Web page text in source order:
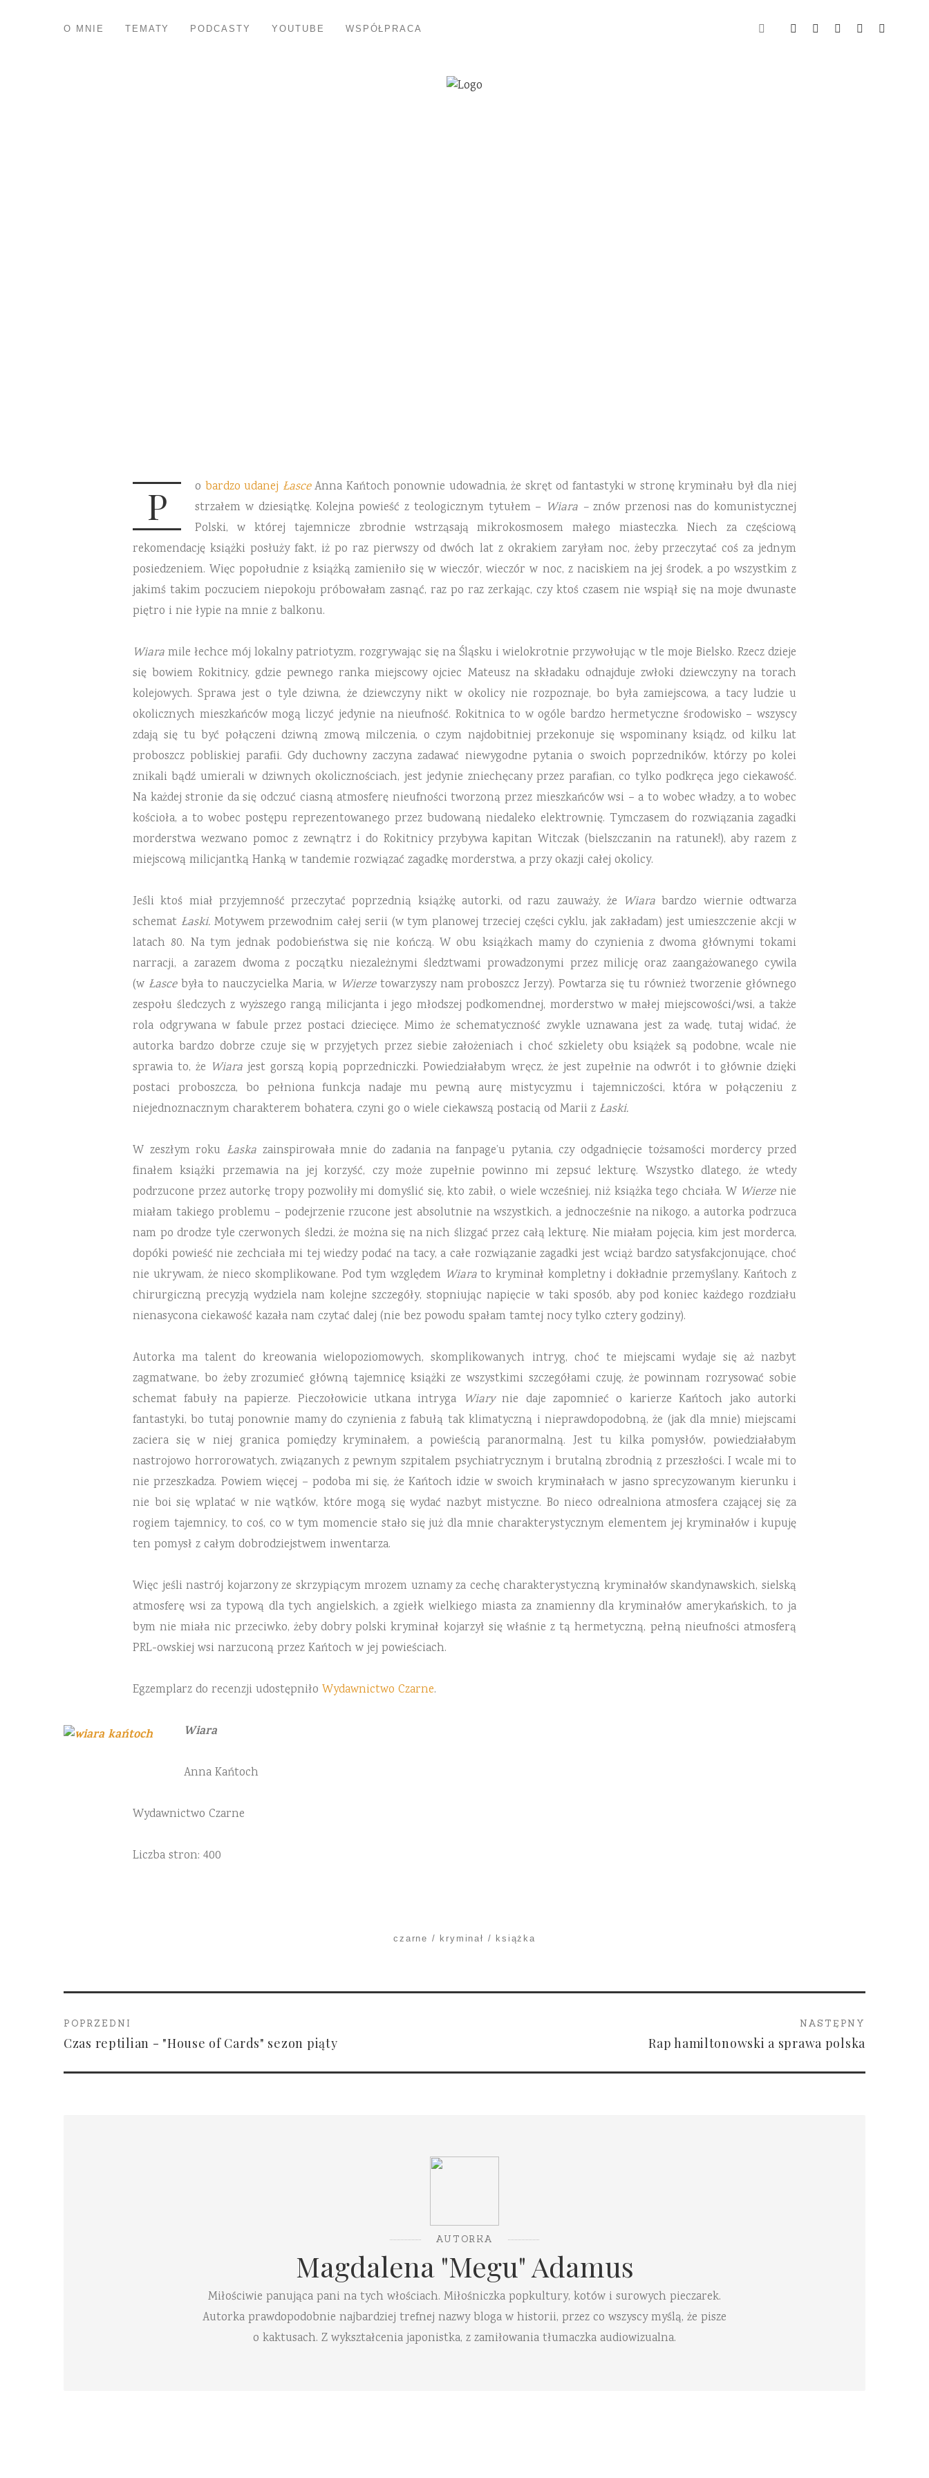
O MNIE TEMATY PODCASTY YOUTUBE WSPÓŁPRACA
P o bardzo udanej ŁasceAnna Kańtoch ponownie udowadnia, że skręt od fantastyki w stronę kryminału był dla niej
strzałem w dziesiątkę. Kolejna powieść z teologicznym tytułem – Wiara – znów przenosi nas do komunistycznej
Polski, w której tajemnicze zbrodnie wstrząsają mikrokosmosem małego miasteczka. Niech za częściową
rekomendację książki posłuży fakt, iż po raz pierwszy od dwóch lat z okrakiem zaryłam noc, żeby przeczytać coś za jednym
posiedzeniem. Więc popołudnie z książką zamieniło się w wieczór, wieczór w noc, z naciskiem na jej środek, a po wszystkim z
jakimś takim poczuciem niepokoju próbowałam zasnąć, raz po raz zerkając, czy ktoś czasem nie wspiął się na moje dwunaste
piętro i nie łypie na mnie z balkonu.
Wiara mile łechce mój lokalny patriotyzm, rozgrywając się na Śląsku i wielokrotnie przywołując w tle moje Bielsko. Rzecz dzieje
się bowiem Rokitnicy, gdzie pewnego ranka miejscowy ojciec Mateusz na składaku odnajduje zwłoki dziewczyny na torach
kolejowych. Sprawa jest o tyle dziwna, że dziewczyny nikt w okolicy nie rozpoznaje, bo była zamiejscowa, a tacy ludzie u
okolicznych mieszkańców mogą liczyć jedynie na nieufność. Rokitnica to w ogóle bardzo hermetyczne środowisko – wszyscy
zdają się tu być połączeni dziwną zmową milczenia, o czym najdobitniej przekonuje się wspominany ksiądz, od kilku lat
proboszcz pobliskiej parafii. Gdy duchowny zaczyna zadawać niewygodne pytania o swoich poprzedników, którzy po kolei
znikali bądź umierali w dziwnych okolicznościach, jest jedynie zniechęcany przez parafian, co tylko podkręca jego ciekawość.
Na każdej stronie da się odczuć ciasną atmosferę nieufności tworzoną przez mieszkańców wsi – a to wobec władzy, a to wobec
kościoła, a to wobec postępu reprezentowanego przez budowaną niedaleko elektrownię. Tymczasem do rozwiązania zagadki
morderstwa wezwano pomoc z zewnątrz i do Rokitnicy przybywa kapitan Witczak (bielszczanin na ratunek!), aby razem z
miejscową milicjantką Hanką w tandemie rozwiązać zagadkę morderstwa, a przy okazji całej okolicy.
Jeśli ktoś miał przyjemność przeczytać poprzednią książkę autorki, od razu zauważy, że Wiara bardzo wiernie odtwarza
schemat Łaski.Motywem przewodnim całej serii (w tym planowej trzeciej części cyklu, jak zakładam) jest umieszczenie akcji w
latach 80. Na tym jednak podobieństwa się nie kończą. W obu książkach mamy do czynienia z dwoma głównymi tokami
narracji, a zarazem dwoma z początku niezależnymi śledztwami prowadzonymi przez milicję oraz zaangażowanego cywila
(w Łasce była to nauczycielka Maria, w Wierzetowarzyszy nam proboszcz Jerzy). Powtarza się tu również tworzenie głównego
zespołu śledczych z wyższego rangą milicjanta i jego młodszej podkomendnej, morderstwo w małej miejscowości/wsi, a także
rola odgrywana w fabule przez postaci dziecięce. Mimo że schematyczność zwykle uznawana jest za wadę, tutaj widać, że
autorka bardzo dobrze czuje się w przyjętych przez siebie założeniach i choć szkielety obu książek są podobne, wcale nie
sprawia to, że Wiarajest gorszą kopią poprzedniczki. Powiedziałabym wręcz, że jest zupełnie na odwrót i to głównie dzięki
postaci proboszcza, bo pełniona funkcja nadaje mu pewną aurę mistycyzmu i tajemniczości, która w połączeniu z
niejednoznacznym charakterem bohatera, czyni go o wiele ciekawszą postacią od Marii z Łaski.
W zeszłym roku Łaska zainspirowała mnie do zadania na fanpage’u pytania, czy odgadnięcie tożsamości mordercy przed
finałem książki przemawia na jej korzyść, czy może zupełnie powinno mi zepsuć lekturę. Wszystko dlatego, że wtedy
podrzucone przez autorkę tropy pozwoliły mi domyślić się, kto zabił, o wiele wcześniej, niż książka tego chciała. W Wierzenie
miałam takiego problemu – podejrzenie rzucone jest absolutnie na wszystkich, a jednocześnie na nikogo, a autorka podrzuca
nam po drodze tyle czerwonych śledzi, że można się na nich ślizgać przez całą lekturę. Nie miałam pojęcia, kim jest morderca,
dopóki powieść nie zechciała mi tej wiedzy podać na tacy, a całe rozwiązanie zagadki jest wciąż bardzo satysfakcjonujące, choć
nie ukrywam, że nieco skomplikowane. Pod tym względem Wiarato kryminał kompletny i dokładnie przemyślany. Kańtoch z
chirurgiczną precyzją wydziela nam kolejne szczegóły, stopniując napięcie w taki sposób, aby pod koniec każdego rozdziału
nienasycona ciekawość kazała nam czytać dalej (nie bez powodu spałam tamtej nocy tylko cztery godziny).
Autorka ma talent do kreowania wielopoziomowych, skomplikowanych intryg, choć te miejscami wydaje się aż nazbyt
zagmatwane, bo żeby zrozumieć główną tajemnicę książki ze wszystkimi szczegółami czuję, że powinnam rozrysować sobie
schemat fabuły na papierze. Pieczołowicie utkana intryga Wiarynie daje zapomnieć o karierze Kańtoch jako autorki
fantastyki, bo tutaj ponownie mamy do czynienia z fabułą tak klimatyczną i nieprawdopodobną, że (jak dla mnie) miejscami
zaciera się w niej granica pomiędzy kryminałem, a powieścią paranormalną. Jest tu kilka pomysłów, powiedziałabym
nastrojowo horrorowatych, związanych z pewnym szpitalem psychiatrycznym i brutalną zbrodnią z przeszłości. I wcale mi to
nie przeszkadza. Powiem więcej – podoba mi się, że Kańtoch idzie w swoich kryminałach w jasno sprecyzowanym kierunku i
nie boi się wplatać w nie wątków, które mogą się wydać nazbyt mistyczne. Bo nieco odrealniona atmosfera czającej się za
rogiem tajemnicy, to coś, co w tym momencie stało się już dla mnie charakterystycznym elementem jej kryminałów i kupuję
ten pomysł z całym dobrodziejstwem inwentarza.
Więc jeśli nastrój kojarzony ze skrzypiącym mrozem uznamy za cechę charakterystyczną kryminałów skandynawskich, sielską
atmosferę wsi za typową dla tych angielskich, a zgiełk wielkiego miasta za znamienny dla kryminałów amerykańskich, to ja
bym nie miała nic przeciwko, żeby dobry polski kryminał kojarzył się właśnie z tą hermetyczną, pełną nieufności atmosferą
PRL-owskiej wsi narzuconą przez Kańtoch w jej powieściach.
Egzemplarz do recenzji udostępniło Wydawnictwo Czarne.
Wiara
Anna Kańtoch
Wydawnictwo Czarne
Liczba stron: 400
czarne kryminał książka
POPRZEDNI
Czas reptilian - "House of Cards" sezon piąty
NASTĘPNY
Rap hamiltonowski a sprawa polska
AUTORKA
Magdalena "Megu" Adamus
Miłościwie panująca pani na tych włościach. Miłośniczka popkultury, kotów i surowych pieczarek.
Autorka prawdopodobnie najbardziej trefnej nazwy bloga w historii, przez co wszyscy myślą, że pisze
o kaktusach. Z wykształcenia japonistka, z zamiłowania tłumaczka audiowizualna.